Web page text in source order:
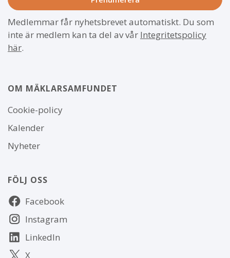
Medlemmar får nyhetsbrevet automatiskt. Du som
inte är medlem kan ta del av vår Integritetspolicy
här.
OM MÄKLARSAMFUNDET
Om
webbplatsen
Cookie-policy
Kalender
Nyheter
FÖLJ OSS
Följ
oss Facebook
Instagram
LinkedIn
X